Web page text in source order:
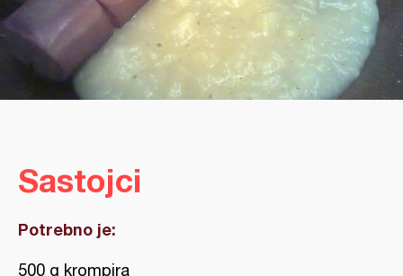
Sastojci
Potrebno je:
500 g krompira